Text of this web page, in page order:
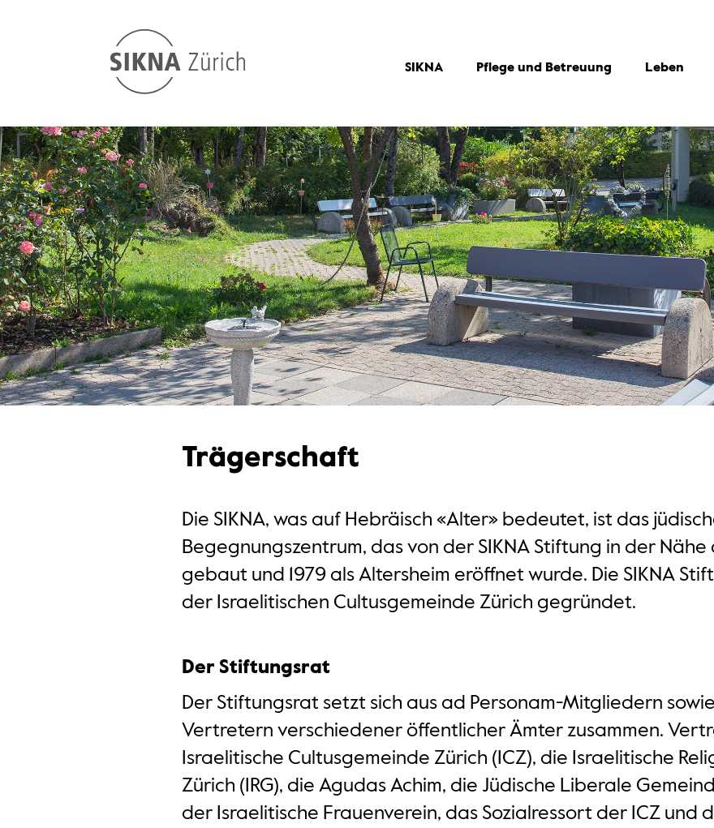
SIKNA Pflege und Betreuung Leben
Trägerschaft
Die SIKNA, was auf Hebräisch «Alter» bedeutet, ist das
Begegnungszentrum, das von der SIKNA Stiftung in der Nähe
gebaut und 1979 als Altersheim eröffnet wurde. Die SIKNA
der Israelitischen Cultusgemeinde Zürich gegründet.
Der Stiftungsrat
Der Stiftungsrat setzt sich aus ad Personam-Mitgliedern
Vertretern verschiedener öffentlicher Ämter zusammen.
Israelitische Cultusgemeinde Zürich (ICZ), die Israelitische
Zürich (IRG), die Agudas Achim, die Jüdische Liberale
der Israelitische Frauenverein, das Sozialressort der ICZ und